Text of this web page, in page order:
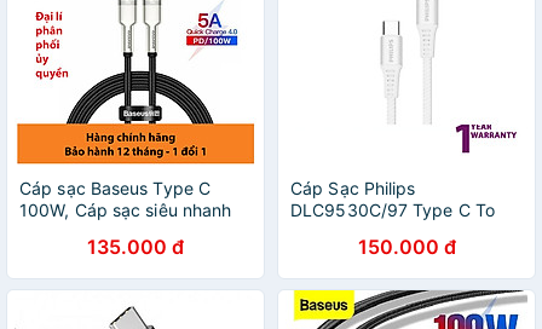
Cáp sạc Baseus Type C
100W, Cáp sạc siêu nhanh
Cable Type C to Type C
(100W) - Hàng nhập khẩu
135.000 đ
Cáp Sạc Philips
DLC9530C/97 Type C To
150.000 đ